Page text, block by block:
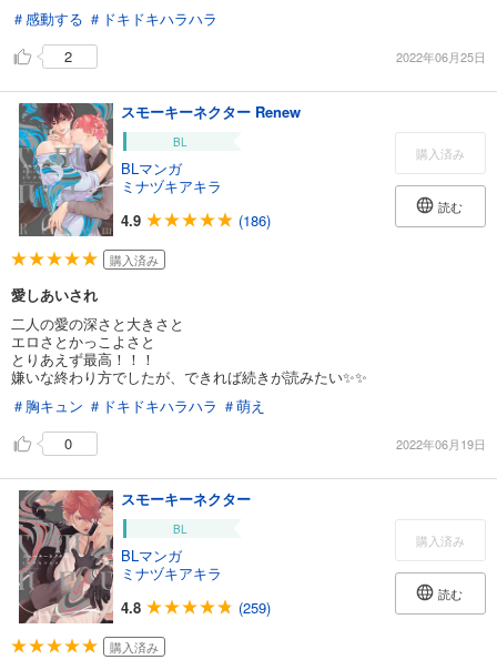
＃感動する ＃ドキドキハラハラ
2
2022年06月25日
スモーキーネクター Renew
BL
BLマンガ
ミナヅキアキラ
4.9
(186)
購入済み
読む
購入済み
愛しあいされ
二人の愛の深さと大きさと
エロさとかっこよさと
とりあえず最高！！！
嫌いな終わり方でしたが、できれば続きが読みたい✨✨
＃胸キュン ＃ドキドキハラハラ ＃萌え
0
2022年06月19日
スモーキーネクター
BL
BLマンガ
ミナヅキアキラ
4.8
(259)
購入済み
読む
購入済み